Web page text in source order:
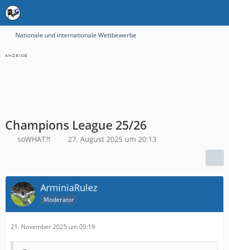
Nationale und internationale Wettbewerbe
Champions League 25/26
soWHAT?! 27. August 2025 um 20:13
ArminiaRulez
Moderator
21. November 2025 um 09:19